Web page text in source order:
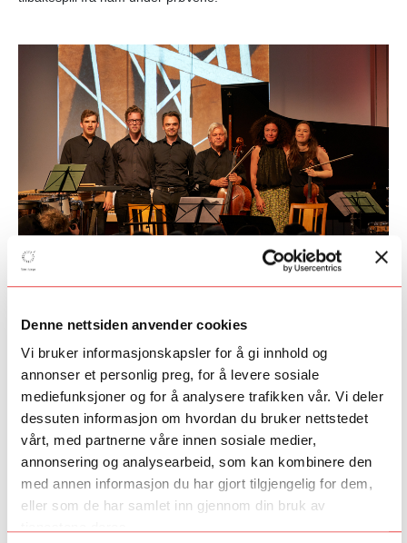
Denne nettsiden anvender cookies
Vi bruker informasjonskapsler for å gi innhold og
annonser et personlig preg, for å levere sosiale
mediefunksjoner og for å analysere trafikken vår. Vi deler
dessuten informasjon om hvordan du bruker nettstedet
vårt, med partnerne våre innen sosiale medier,
annonsering og analysearbeid, som kan kombinere den
med annen informasjon du har gjort tilgjengelig for dem,
eller som de har samlet inn gjennom din bruk av
Les mer om programmet her.
Foto: Jørn Pedersen
Fant du det du lette etter?
Nei